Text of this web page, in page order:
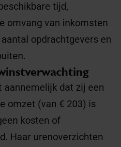
tijd,
omvang van inkomsten
opdrachtgevers en
aannemelijk dat zij een
omzet (van € 203) is
kosten of
Haar urenoverzichten